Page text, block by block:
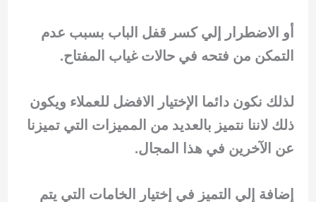
أو الاضطرار إلي كسر قفل الباب بسبب عدم
التمكن من فتحه في حالات غياب المفتاح.
لذلك نكون دائما الإختيار الافضل للعملاء ويكون
ذلك لاننا نتميز بالعديد من المميزات التي تميزنا
عن الآخرين في هذا المجال.
إضافة إلي التميز في إختيار الخامات التي يتم